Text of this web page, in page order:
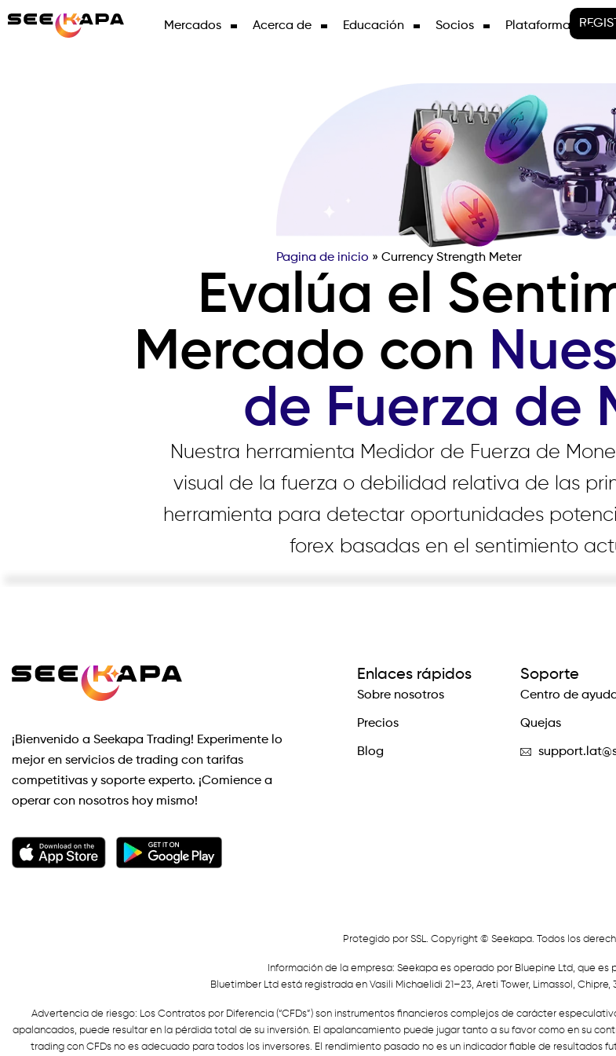
Mercados Acerca de Educación Socios Plataformas
Pagina de inicio » Currency Strength Meter
Evalúa el
Mercado con
de Fuerza de
Nuestra herramienta Medidor de Fuerza de
visual de la fuerza o debilidad relativa de las
herramienta para detectar oportunidades
forex basadas en el sentimiento
¡Bienvenido a Seekapa Trading! Experimente lo
mejor en servicios de trading con tarifas
competitivas y soporte experto. ¡Comience a
operar con nosotros hoy mismo!
Enlaces rápidos
Sobre nosotros
Precios
Blog
Soporte
Centro de
Quejas
Protegido por SSL. Copyright © Seekapa. Todos los
Información de la empresa: Seekapa es operado por Bluepine Ltd, que es
Bluetimber Ltd está registrada en Vasili Michaelidi 21–23, Areti Tower, Limassol,
Advertencia de riesgo: Los Contratos por Diferencia (“CFDs”) son instrumentos financieros complejos de carácter
apalancados, puede resultar en la pérdida total de su inversión. El apalancamiento puede jugar tanto a su favor como en su
trading con CFDs no es adecuado para todos los inversores. El rendimiento pasado no es un indicador fiable de resultados